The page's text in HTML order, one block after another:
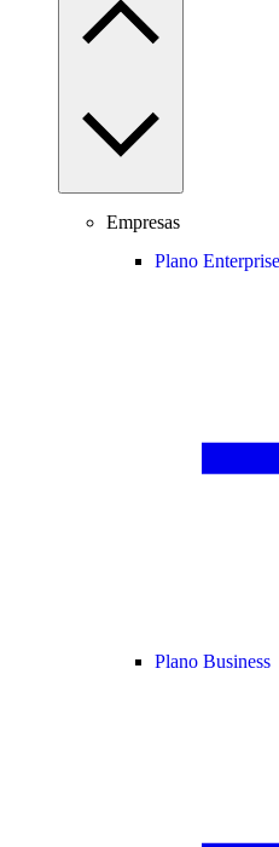
Empresas
Plano Enterprise
Plano Business